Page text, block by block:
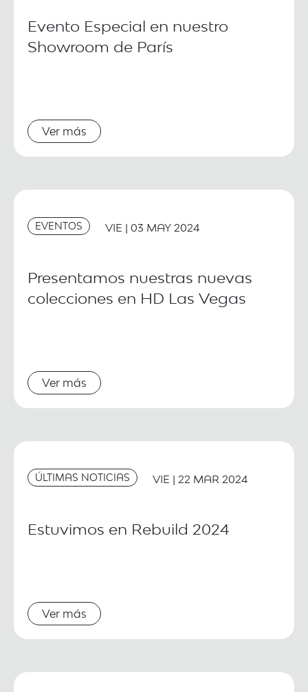
Evento Especial en nuestro
Showroom de París
Ver más
EVENTOS VIE | 03 MAY 2024
Presentamos nuestras nuevas
colecciones en HD Las Vegas
Ver más
ÚLTIMAS NOTICIAS VIE | 22 MAR 2024
Estuvimos en Rebuild 2024
Ver más